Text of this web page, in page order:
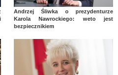
Andrzej Śliwka o prezydenturze
Karola Nawrockiego: weto jest
bezpiecznikiem